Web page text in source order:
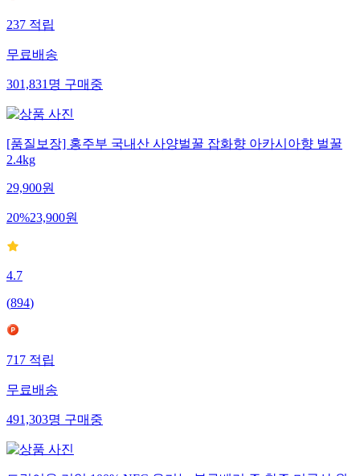
237적립
무료배송
301,831명구매중
[품질보장] 홍주부 국내산 사양벌꿀 잡화향 아카시아향 벌꿀
2.4kg
29,900원
20%23,900원
4.7
(894)
717적립
무료배송
491,303명구매중